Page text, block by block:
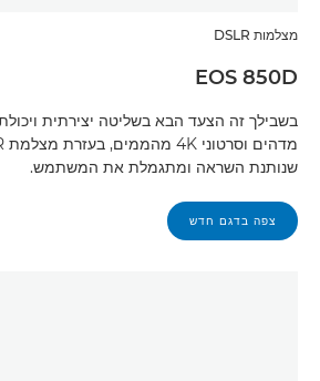
מצלמות DSLR
EOS 850D
בשבילך זה הצעד הבא בשליטה יצירתית
שנותנת השראה ומתגמלת את המשתמש.
צפה בדגם חדש